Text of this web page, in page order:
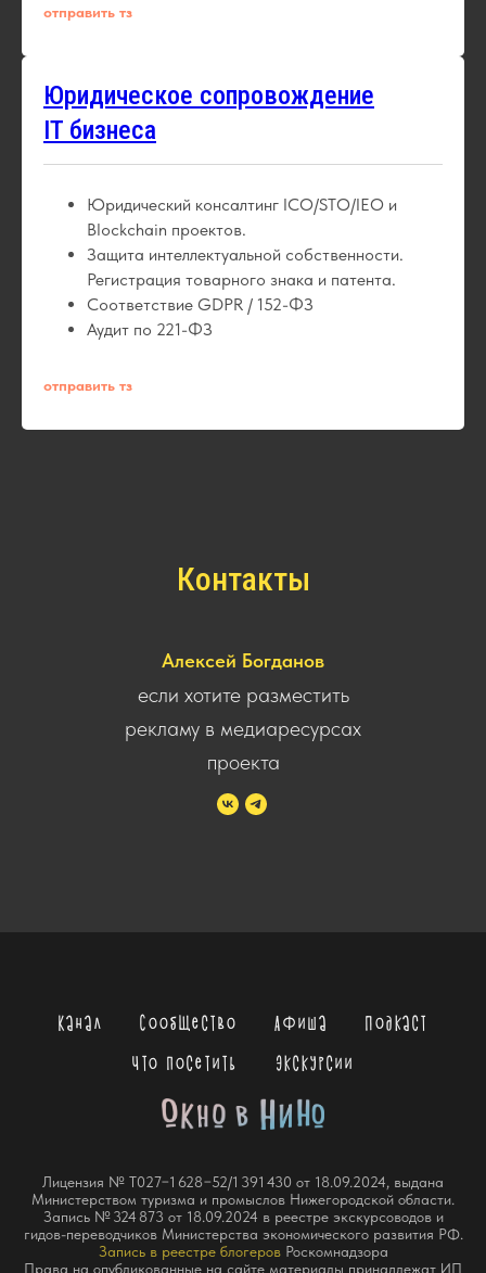
отправить тз
Юридическое сопровождение
IT бизнеса
Юридический консалтинг ICO/STO/IEO и
Blockchain проектов.
Защита интеллектуальной собственности.
Регистрация товарного знака и патента.
Соответствие GDPR / 152-ФЗ
Аудит по 221-ФЗ
отправить тз
Контакты
Алексей Богданов
если хотите разместить
рекламу в медиаресурсах
проекта
Канал Сообщество Афиша Подкаст
Что посетить Экскурсии
Лицензия № Т027−1 628−52/1 391 430 от 18.09.2024, выдана
Министерством туризма и промыслов Нижегородской области.
Запись № 324 873 от 18.09.2024 в реестре экскурсоводов и
гидов-переводчиков Министерства экономического развития РФ.
Запись в реестре блогеровРоскомнадзора
Права на опубликованные на сайте материалы принадлежат ИП